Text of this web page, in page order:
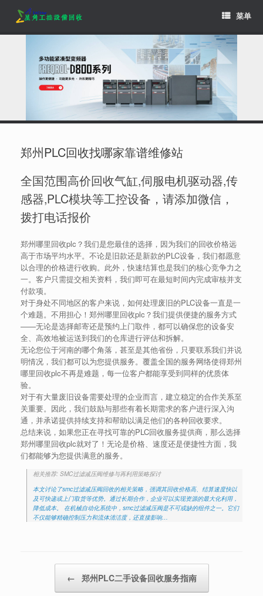
content
菜单
郑州PLC回收找哪家靠谱维修站
全国范围高价回收气缸,伺服电机驱动器,传
感器,PLC模块等工控设备，请添加微信，
拨打电话报价
郑州哪里回收plc？我们是您最佳的选择，因为我们的回收价格远
高于市场平均水平。不论是旧款还是新款的PLC设备，我们都愿意
以合理的价格进行收购。此外，快速结算也是我们的核心竞争力之
一。客户只需提交相关资料，我们即可在最短时间内完成审核并支
付款项。
对于身处不同地区的客户来说，如何处理废旧的PLC设备一直是一
个难题。不用担心！郑州哪里回收plc？我们提供便捷的服务方式
——无论是选择邮寄还是预约上门取件，都可以确保您的设备安
全、高效地被运送到我们的仓库进行评估和拆解。
无论您位于河南的哪个角落，甚至是其他省份，只要联系我们并说
明情况，我们都可以为您提供服务。覆盖全国的服务网络使得郑州
哪里回收plc不再是难题，每一位客户都能享受到同样的优质体
验。
对于有大量废旧设备需要处理的企业而言，建立稳定的合作关系至
关重要。因此，我们鼓励与那些有着长期需求的客户进行深入沟
通，并承诺提供持续支持和帮助以满足他们的各种回收要求。
总结来说，如果您正在寻找可靠的PLC回收服务提供商，那么选择
郑州哪里回收plc就对了！无论是价格、速度还是便捷性方面，我
们都能够为您提供满意的服务。
相关推荐: SMC过滤减压阀维修与再利用策略探讨
本文讨论了smc过滤减压阀回收的相关策略，强调其回收价格高、结算速度快以
及可快递或上门取货等优势。通过长期合作，企业可以实现资源的最大化利用，
降低成本。 在机械自动化系统中，smc过滤减压阀是不可或缺的组件之一。它们
不仅能够精确控制压力和流体清洁度，还直接影响…
← 郑州PLC二手设备回收服务指南